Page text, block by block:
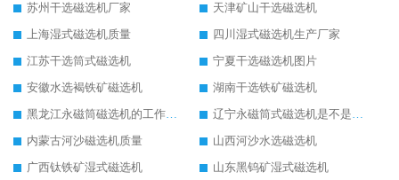
苏州干选磁选机厂家
天津矿山干选磁选机
上海湿式磁选机质量
四川湿式磁选机生产厂家
江苏干选筒式磁选机
宁夏干选磁选机图片
安徽水选褐铁矿磁选机
湖南干选铁矿磁选机
黑龙江永磁筒磁选机的工作原理
辽宁永磁筒式磁选机是不是强磁
内蒙古河沙磁选机质量
山西河沙水选磁选机
广西钛铁矿湿式磁选机
山东黑钨矿湿式磁选机